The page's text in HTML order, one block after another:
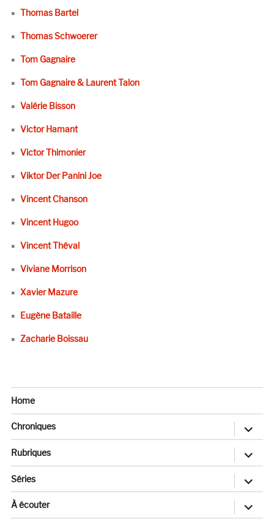
Thomas Bartel
Thomas Schwoerer
Tom Gagnaire
Tom Gagnaire & Laurent Talon
Valérie Bisson
Victor Hamant
Victor Thimonier
Viktor Der Panini Joe
Vincent Chanson
Vincent Hugoo
Vincent Théval
Viviane Morrison
Xavier Mazure
Eugène Bataille
Zacharie Boissau
Home
Chroniques
ouvrir
sous-
menu
Rubriques
ouvrir
sous-
menu
Séries
ouvrir
sous-
menu
À écouter
ouvrir
le